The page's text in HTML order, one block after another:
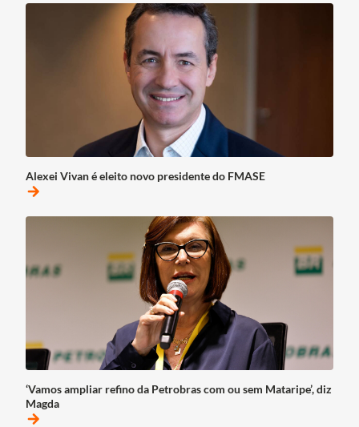
Alexei Vivan é eleito novo presidente do FMASE
arrow_forward
‘Vamos ampliar refino da Petrobras com ou sem Mataripe’, diz
Magda
arrow_forward